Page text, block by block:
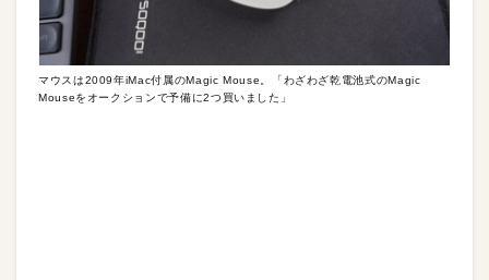
マウスは2009年iMac付属のMagic Mouse。「わざわざ乾電池式のMagic
Mouseをオークションで予備に2つ買いました」